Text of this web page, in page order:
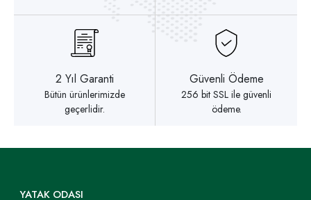
2 Yıl Garanti
Bütün ürünlerimizde
geçerlidir.
Güvenli Ödeme
256 bit SSL ile güvenli
ödeme.
YATAK ODASI